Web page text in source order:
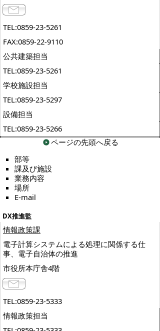
TEL:0859-23-5261
FAX:0859-22-9110
公共建築担当
TEL:0859-23-5261
学校施設担当
TEL:0859-23-5297
設備担当
TEL:0859-23-5266
ページの先頭へ戻る
部等
課及び施設
業務内容
場所
E-mail
DX推進監
情報政策課
電子計算システムによる処理に関係する仕
事、電子自治体の推進
市役所本庁舎4階
TEL:0859-23-5333
情報政策担当